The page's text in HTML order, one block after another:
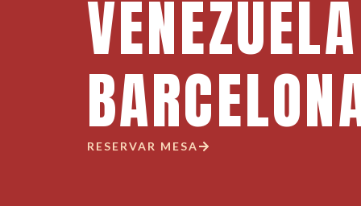
RESERVAR MESA